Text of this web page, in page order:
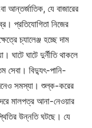
আন্তর্জাতিক, যে বাজারের
প্রতিযোগিতা নিজের
চ্যালেঞ্জ হচ্ছে দাম
ঘাটে ঘাটে দুর্নীতি থাকলে
সেবা। বিদ্যুৎ-পানি-
সমস্যা। শুল্ক-করের
মালপত্র আনা-নেওয়ার
উন্নতি ঘটছে। যে